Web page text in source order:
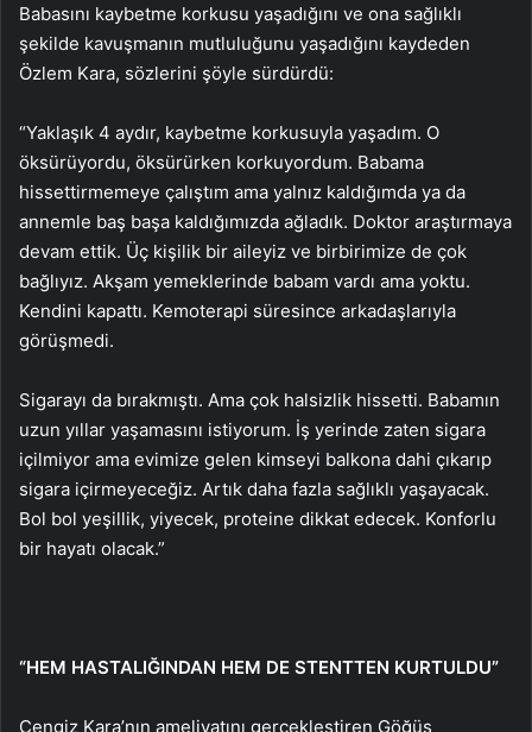
Babasını kaybetme korkusu yaşadığını ve ona sağlıklı
şekilde kavuşmanın mutluluğunu yaşadığını kaydeden
Özlem Kara, sözlerini şöyle sürdürdü:
“Yaklaşık 4 aydır, kaybetme korkusuyla yaşadım. O
öksürüyordu, öksürürken korkuyordum. Babama
hissettirmemeye çalıştım ama yalnız kaldığımda ya da
annemle baş başa kaldığımızda ağladık. Doktor araştırmaya
devam ettik. Üç kişilik bir aileyiz ve birbirimize de çok
bağlıyız. Akşam yemeklerinde babam vardı ama yoktu.
Kendini kapattı. Kemoterapi süresince arkadaşlarıyla
görüşmedi.
Sigarayı da bırakmıştı. Ama çok halsizlik hissetti. Babamın
uzun yıllar yaşamasını istiyorum. İş yerinde zaten sigara
içilmiyor ama evimize gelen kimseyi balkona dahi çıkarıp
sigara içirmeyeceğiz. Artık daha fazla sağlıklı yaşayacak.
Bol bol yeşillik, yiyecek, proteine dikkat edecek. Konforlu
bir hayatı olacak.”
“HEM HASTALIĞINDAN HEM DE STENTTEN KURTULDU”
Cengiz Kara’nın ameliyatını gerçekleştiren Göğüs